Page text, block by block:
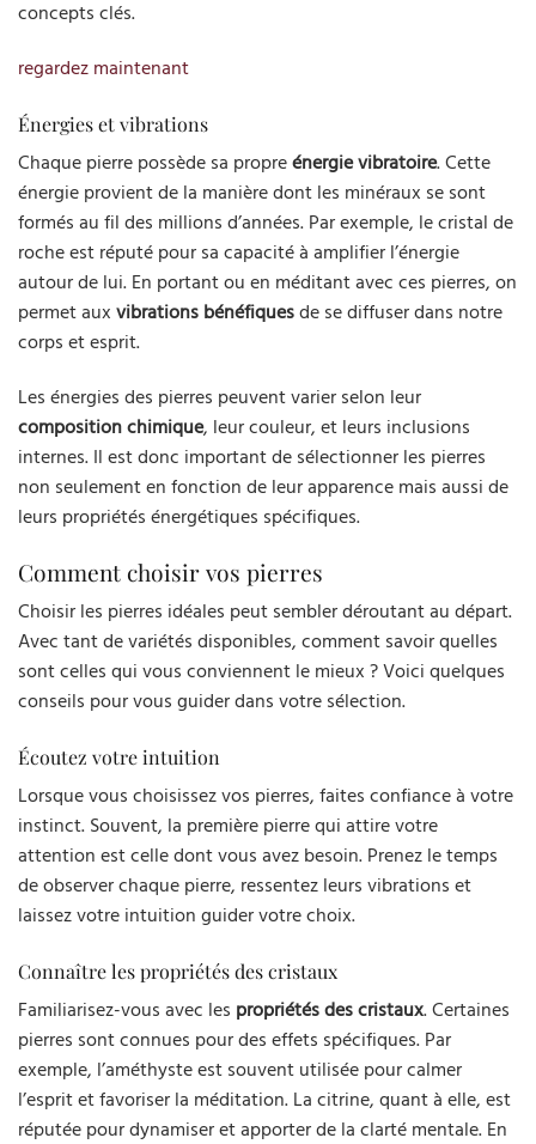
concepts clés.
regardez maintenant
Énergies et vibrations
Chaque pierre possède sa propreénergie vibratoire. Cette
énergie provient de la manière dont les minéraux se sont
formés au fil des millions d’années. Par exemple, le cristal de
roche est réputé pour sa capacité à amplifier l’énergie
autour de lui. En portant ou en méditant avec ces pierres, on
permet aux vibrations bénéfiquesde se diffuser dans notre
corps et esprit.
Les énergies des pierres peuvent varier selon leur
composition chimique, leur couleur, et leurs inclusions
internes. Il est donc important de sélectionner les pierres
non seulement en fonction de leur apparence mais aussi de
leurs propriétés énergétiques spécifiques.
Comment choisir vos pierres
Choisir les pierres idéales peut sembler déroutant au départ.
Avec tant de variétés disponibles, comment savoir quelles
sont celles qui vous conviennent le mieux ? Voici quelques
conseils pour vous guider dans votre sélection.
Écoutez votre intuition
Lorsque vous choisissez vos pierres, faites confiance à votre
instinct. Souvent, la première pierre qui attire votre
attention est celle dont vous avez besoin. Prenez le temps
de observer chaque pierre, ressentez leurs vibrations et
laissez votre intuition guider votre choix.
Connaître les propriétés des cristaux
Familiarisez-vous avec les propriétés des cristaux. Certaines
pierres sont connues pour des effets spécifiques. Par
exemple, l’améthyste est souvent utilisée pour calmer
l’esprit et favoriser la méditation. La citrine, quant à elle, est
réputée pour dynamiser et apporter de la clarté mentale. En